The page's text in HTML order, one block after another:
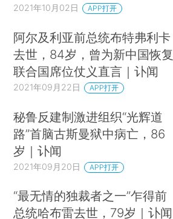
2021年10月02日 APP打开
阿尔及利亚前总统布特弗利卡
去世，84岁，曾为新中国恢复
联合国席位仗义直言｜讣闻
2021年09月22日 APP打开
秘鲁反建制激进组织“光辉道
路”首脑古斯曼狱中病亡，86
岁｜讣闻
2021年09月20日 APP打开
“最无情的独裁者之一”乍得前
总统哈布雷去世，79岁｜讣闻